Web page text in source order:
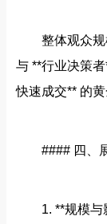
整体观众
与 **行业决策
快速成交** 的
#### 四、
1. **规模